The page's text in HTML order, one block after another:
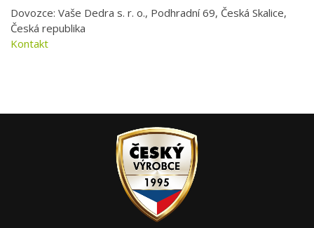
Dovozce: Vaše Dedra s. r. o., Podhradní 69, Česká Skalice,
Česká republika
Kontakt